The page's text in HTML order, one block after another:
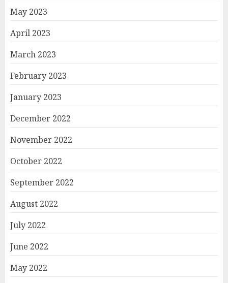
May 2023
April 2023
March 2023
February 2023
January 2023
December 2022
November 2022
October 2022
September 2022
August 2022
July 2022
June 2022
May 2022